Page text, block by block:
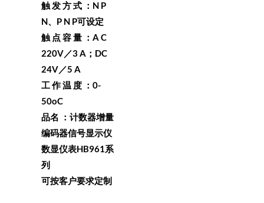
触 发 方 式 ：N P
N、P N P可设定
触 点 容 量 ：A C
220V／3 A；DC
24V／5 A
工 作 温 度 ：0-
50oC
品名 ：计数器增量
编码器信号显示仪
数显仪表HB961系
列
可按客户要求定制